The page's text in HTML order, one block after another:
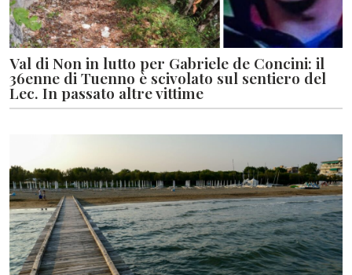
Val di Non in lutto per Gabriele de Concini: il
36enne di Tuenno è scivolato sul sentiero del
Lec. In passato altre vittime